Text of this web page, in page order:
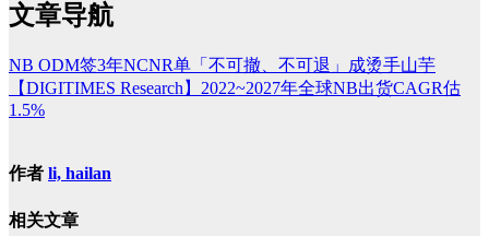
文章导航
NB ODM签3年NCNR单「不可撤、不可退」成烫手山芋
【DIGITIMES Research】2022~2027年全球NB出货CAGR估
1.5%
作者 li, hailan
相关文章